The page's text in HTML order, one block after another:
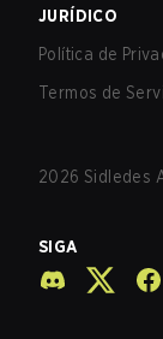
JURÍDICO
Política de
Termos de
2026 Sidledes
SIGA